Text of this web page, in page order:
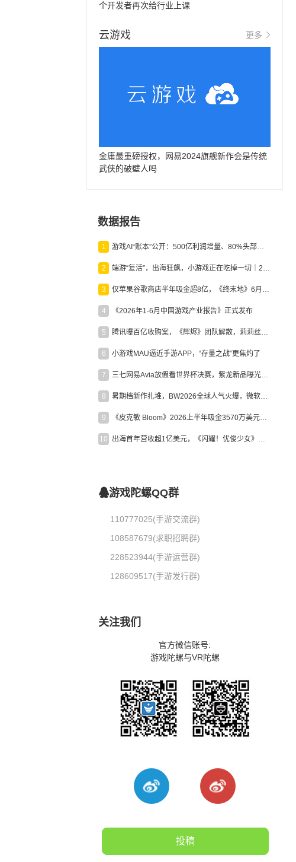
个开发者再次给行业上课
云游戏 更多
金庸最重磅授权，网易2024旗舰新作会是传统
武侠的破壁人吗
数据报告
1 游戏AI“账本”公开：500亿利润增量、80%头部入局，谁在闷声发财？
2 端游“复活”，出海狂飙，小游戏正在吃掉一切｜2026上半年产业报告
3 仅苹果谷歌商店半年吸金超8亿，《终末地》6月份收入显著回暖
4 《2026年1-6月中国游戏产业报告》正式发布
5 腾讯曝百亿收购案，《辉烬》团队解散，莉莉丝新作曝光｜陀螺周报
6 小游戏MAU逼近手游APP，“存量之战”更焦灼了
7 三七网易Avia放假看世界杯决赛，紫龙新品曝光，米哈游新作上线 | 陀螺周报
8 暑期档新作扎堆，BW2026全球人气火爆，微软XBOX大裁员|陀螺周报
9 《皮克敏 Bloom》2026上半年吸金3570万美元，中国台湾成最大市场
10 出海首年营收超1亿美元，《闪耀！优俊少女》美国市场占比达七成
游戏陀螺QQ群
110777025(手游交流群)
108587679(求职招聘群)
228523944(手游运营群)
128609517(手游发行群)
关注我们
官方微信账号:
游戏陀螺与VR陀螺
投稿